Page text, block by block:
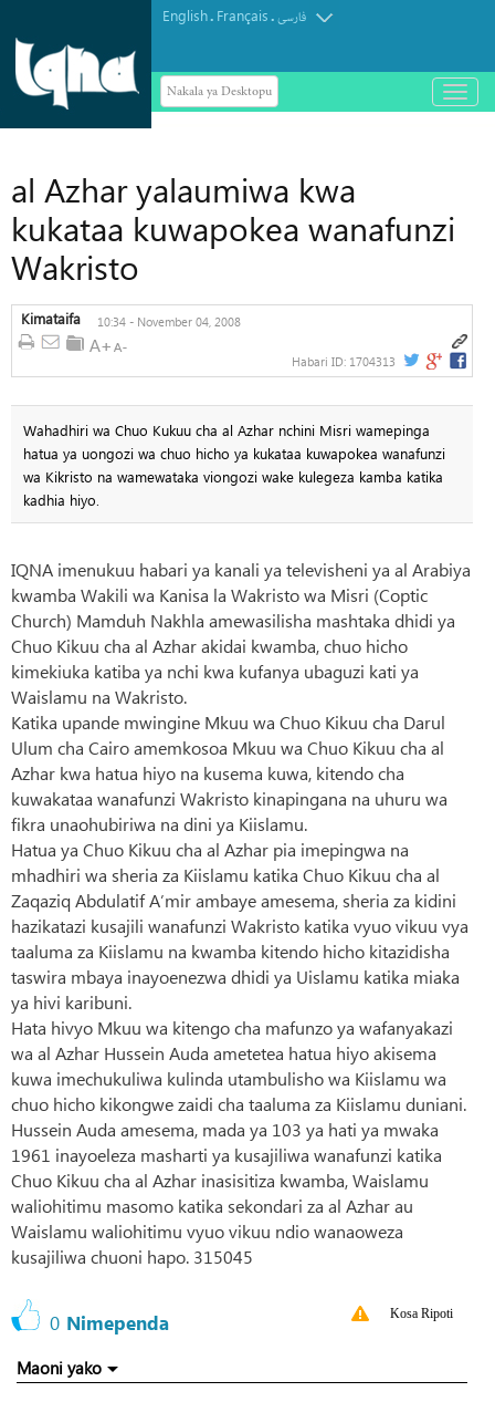
English. Français.فارسی
Nakala ya Desktopu
باز
و
al Azhar yalaumiwa kwa
kukataa kuwapokea wanafunzi
Wakristo
Kimataifa 10:34 - November 04, 2008
Habari ID: 1704313
Wahadhiri wa Chuo Kukuu cha al Azhar nchini Misri wamepinga
hatua ya uongozi wa chuo hicho ya kukataa kuwapokea wanafunzi
wa Kikristo na wamewataka viongozi wake kulegeza kamba katika
kadhia hiyo.
IQNA imenukuu habari ya kanali ya televisheni ya al Arabiya
kwamba Wakili wa Kanisa la Wakristo wa Misri (Coptic
Church) Mamduh Nakhla amewasilisha mashtaka dhidi ya
Chuo Kikuu cha al Azhar akidai kwamba, chuo hicho
kimekiuka katiba ya nchi kwa kufanya ubaguzi kati ya
Waislamu na Wakristo.
Katika upande mwingine Mkuu wa Chuo Kikuu cha Darul
Ulum cha Cairo amemkosoa Mkuu wa Chuo Kikuu cha al
Azhar kwa hatua hiyo na kusema kuwa, kitendo cha
kuwakataa wanafunzi Wakristo kinapingana na uhuru wa
fikra unaohubiriwa na dini ya Kiislamu.
Hatua ya Chuo Kikuu cha al Azhar pia imepingwa na
mhadhiri wa sheria za Kiislamu katika Chuo Kikuu cha al
Zaqaziq Abdulatif A’mir ambaye amesema, sheria za kidini
hazikatazi kusajili wanafunzi Wakristo katika vyuo vikuu vya
taaluma za Kiislamu na kwamba kitendo hicho kitazidisha
taswira mbaya inayoenezwa dhidi ya Uislamu katika miaka
ya hivi karibuni.
Hata hivyo Mkuu wa kitengo cha mafunzo ya wafanyakazi
wa al Azhar Hussein Auda ametetea hatua hiyo akisema
kuwa imechukuliwa kulinda utambulisho wa Kiislamu wa
chuo hicho kikongwe zaidi cha taaluma za Kiislamu duniani.
Hussein Auda amesema, mada ya 103 ya hati ya mwaka
1961 inayoeleza masharti ya kusajiliwa wanafunzi katika
Chuo Kikuu cha al Azhar inasisitiza kwamba, Waislamu
waliohitimu masomo katika sekondari za al Azhar au
Waislamu waliohitimu vyuo vikuu ndio wanaoweza
kusajiliwa chuoni hapo. 315045
0 Nimependa Kosa Ripoti
Maoni yako